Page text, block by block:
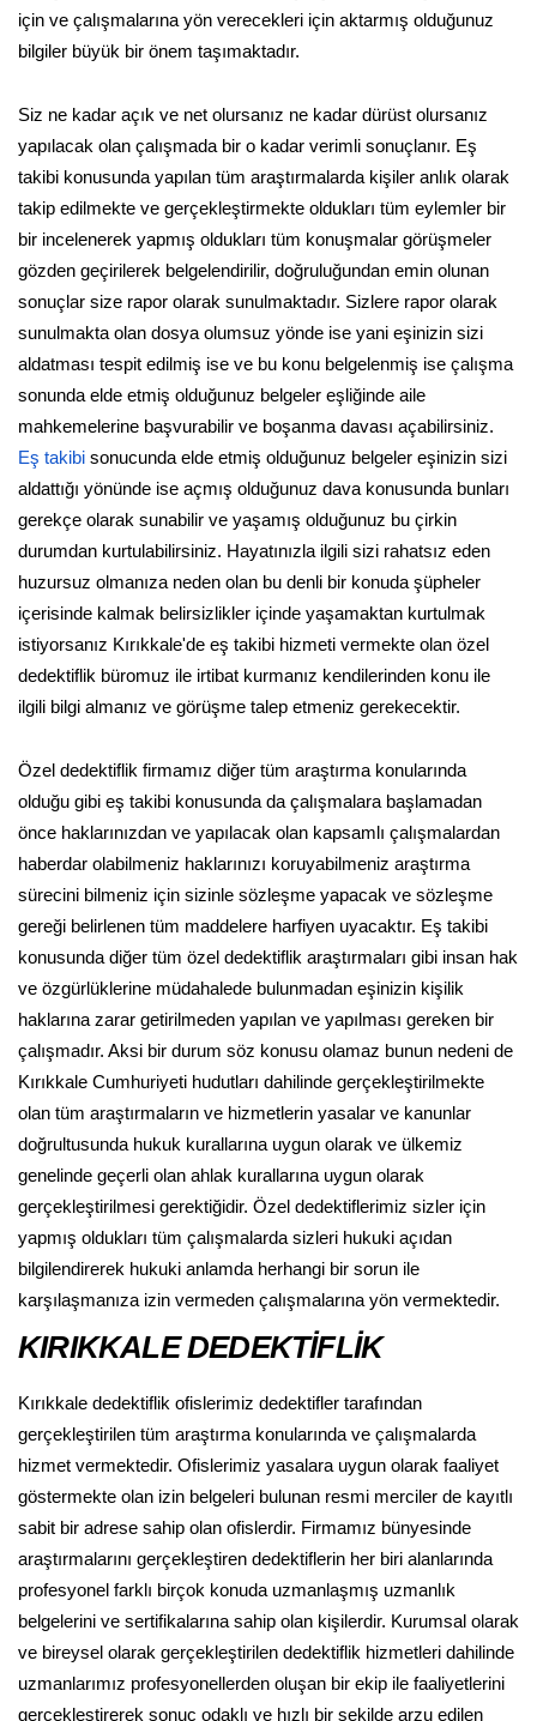
için ve çalışmalarına yön verecekleri için aktarmış olduğunuz
bilgiler büyük bir önem taşımaktadır.
Siz ne kadar açık ve net olursanız ne kadar dürüst olursanız
yapılacak olan çalışmada bir o kadar verimli sonuçlanır. Eş
takibi konusunda yapılan tüm araştırmalarda kişiler anlık olarak
takip edilmekte ve gerçekleştirmekte oldukları tüm eylemler bir
bir incelenerek yapmış oldukları tüm konuşmalar görüşmeler
gözden geçirilerek belgelendirilir, doğruluğundan emin olunan
sonuçlar size rapor olarak sunulmaktadır. Sizlere rapor olarak
sunulmakta olan dosya olumsuz yönde ise yani eşinizin sizi
aldatması tespit edilmiş ise ve bu konu belgelenmiş ise çalışma
sonunda elde etmiş olduğunuz belgeler eşliğinde aile
mahkemelerine başvurabilir ve boşanma davası açabilirsiniz.
Eş takibi sonucunda elde etmiş olduğunuz belgeler eşinizin sizi
aldattığı yönünde ise açmış olduğunuz dava konusunda bunları
gerekçe olarak sunabilir ve yaşamış olduğunuz bu çirkin
durumdan kurtulabilirsiniz. Hayatınızla ilgili sizi rahatsız eden
huzursuz olmanıza neden olan bu denli bir konuda şüpheler
içerisinde kalmak belirsizlikler içinde yaşamaktan kurtulmak
istiyorsanız Kırıkkale'de eş takibi hizmeti vermekte olan özel
dedektiflik büromuz ile irtibat kurmanız kendilerinden konu ile
ilgili bilgi almanız ve görüşme talep etmeniz gerekecektir.
Özel dedektiflik firmamız diğer tüm araştırma konularında
olduğu gibi eş takibi konusunda da çalışmalara başlamadan
önce haklarınızdan ve yapılacak olan kapsamlı çalışmalardan
haberdar olabilmeniz haklarınızı koruyabilmeniz araştırma
sürecini bilmeniz için sizinle sözleşme yapacak ve sözleşme
gereği belirlenen tüm maddelere harfiyen uyacaktır. Eş takibi
konusunda diğer tüm özel dedektiflik araştırmaları gibi insan hak
ve özgürlüklerine müdahalede bulunmadan eşinizin kişilik
haklarına zarar getirilmeden yapılan ve yapılması gereken bir
çalışmadır. Aksi bir durum söz konusu olamaz bunun nedeni de
Kırıkkale Cumhuriyeti hudutları dahilinde gerçekleştirilmekte
olan tüm araştırmaların ve hizmetlerin yasalar ve kanunlar
doğrultusunda hukuk kurallarına uygun olarak ve ülkemiz
genelinde geçerli olan ahlak kurallarına uygun olarak
gerçekleştirilmesi gerektiğidir. Özel dedektiflerimiz sizler için
yapmış oldukları tüm çalışmalarda sizleri hukuki açıdan
bilgilendirerek hukuki anlamda herhangi bir sorun ile
karşılaşmanıza izin vermeden çalışmalarına yön vermektedir.
KIRIKKALE DEDEKTİFLİK
Kırıkkale dedektiflik ofislerimiz dedektifler tarafından
gerçekleştirilen tüm araştırma konularında ve çalışmalarda
hizmet vermektedir. Ofislerimiz yasalara uygun olarak faaliyet
göstermekte olan izin belgeleri bulunan resmi merciler de kayıtlı
sabit bir adrese sahip olan ofislerdir. Firmamız bünyesinde
araştırmalarını gerçekleştiren dedektiflerin her biri alanlarında
profesyonel farklı birçok konuda uzmanlaşmış uzmanlık
belgelerini ve sertifikalarına sahip olan kişilerdir. Kurumsal olarak
ve bireysel olarak gerçekleştirilen dedektiflik hizmetleri dahilinde
uzmanlarımız profesyonellerden oluşan bir ekip ile faaliyetlerini
gerçekleştirerek sonuç odaklı ve hızlı bir şekilde arzu edilen